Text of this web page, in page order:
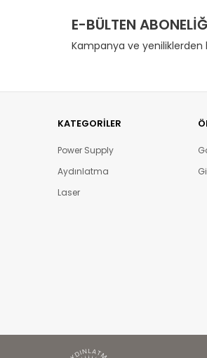
E-BÜLTEN
Kampanya ve
KATEGORILER
Power Supply
Aydınlatma
Laser